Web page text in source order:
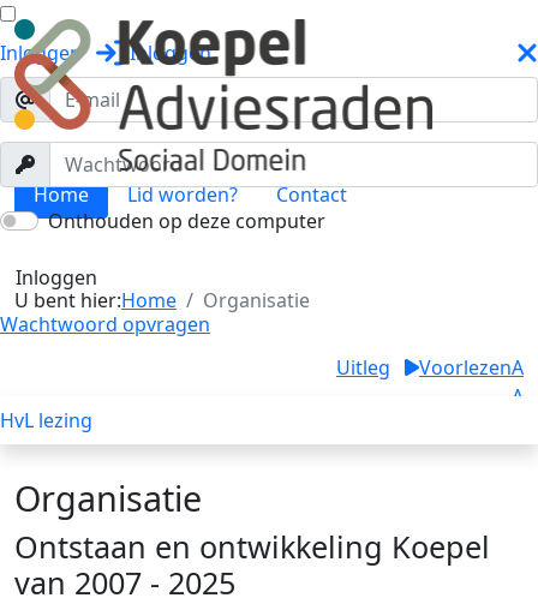
Inloggen Inloggen
Onthouden op deze computer
Inloggen
Wachtwoord opvragen
HvL lezing
Home Lid worden? Contact
U bent hier:Home Organisatie
Uitleg VoorlezenA
A
Organisatie
Ontstaan en ontwikkeling Koepel
van 2007 - 2025